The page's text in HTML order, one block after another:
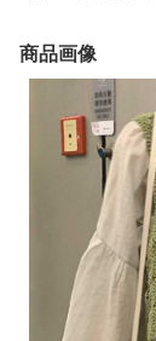
商品画像